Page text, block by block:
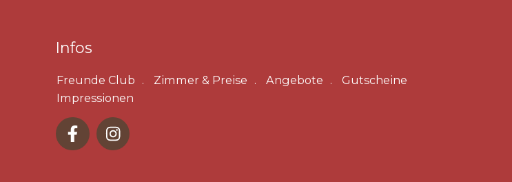
Infos
Freunde Club Zimmer & Preise Angebote
Gutscheine
Impressionen